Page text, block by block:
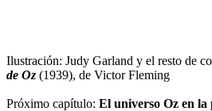
Ilustración: Judy Garland y el resto de
de Oz (1939), de Victor Fleming
Próximo capítulo: El universo Oz en